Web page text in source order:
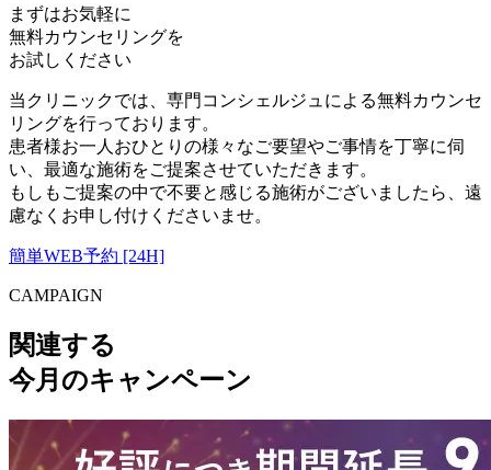
まずはお気軽に
無料カウンセリングを
お試しください
当クリニックでは、専門コンシェルジュによる無料カウンセ
リングを行っております。
患者様お一人おひとりの様々なご要望やご事情を丁寧に伺
い、最適な施術をご提案させていただきます。
もしもご提案の中で不要と感じる施術がございましたら、遠
慮なくお申し付けくださいませ。
簡単WEB予約 [24H]
CAMPAIGN
関連する
今月のキャンペーン